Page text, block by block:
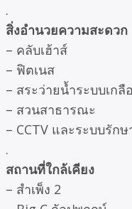
.
สิ่งอำนวยความสะดวก
– คลับเฮ้าส์
– ฟิตเนส
– สระว่ายน้ำระบบเกลือ
– สวนสาธารณะ
– CCTV และระบบรัก
.
สถานที่ใกล้เคียง
– สำเพ็ง 2